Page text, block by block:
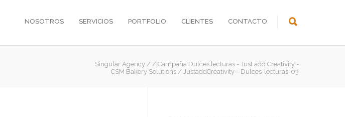
NOSOTROS SERVICIOS PORTFOLIO CLIENTES CONTACTO
Singular Agency / / Campaña Dulces lecturas - Just add Creativity -
CSM Bakery Solutions / JustaddCreativity—Dulces-lecturas-03